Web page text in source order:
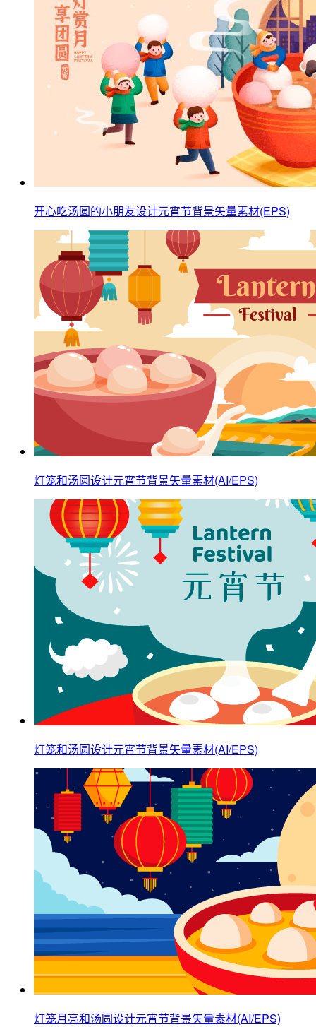
开心吃汤圆的小朋友设计元宵节背景矢量素材(EPS)
灯笼和汤圆设计元宵节背景矢量素材(AI/EPS)
灯笼和汤圆设计元宵节背景矢量素材(AI/EPS)
灯笼月亮和汤圆设计元宵节背景矢量素材(AI/EPS)